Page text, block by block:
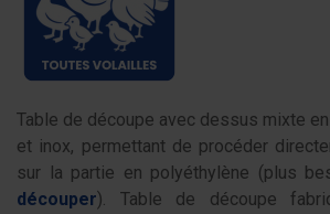
Table de découpe avec dessus mixte
et inox, permettant de procéder
sur la partie en polyéthylène (plus
découper). Table de découpe